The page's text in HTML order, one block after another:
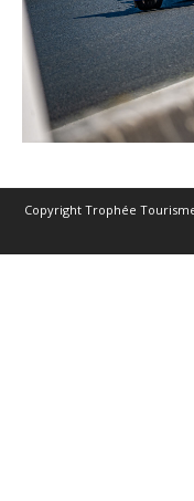
Copyright Trophée